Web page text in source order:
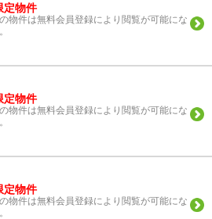
定物件
物件は無料会員登録により閲覧が可能にな
定物件
物件は無料会員登録により閲覧が可能にな
定物件
物件は無料会員登録により閲覧が可能にな